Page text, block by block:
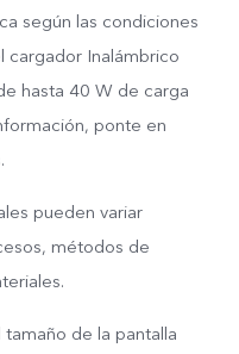
según las condiciones
cargador Inalámbrico
hasta 40 W de carga
ponte en
pueden variar
métodos de
de la pantalla